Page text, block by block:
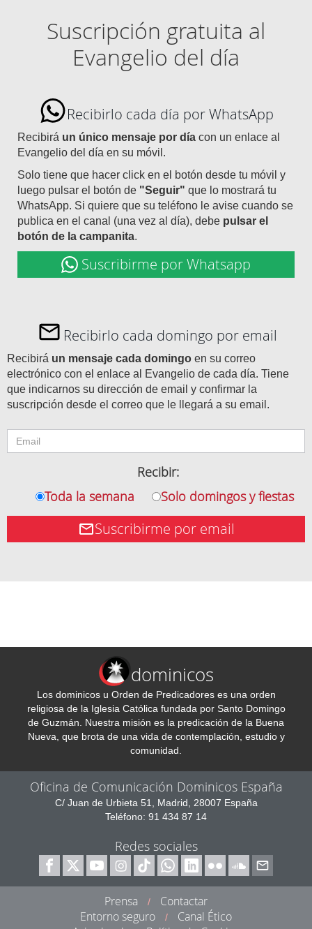
Suscripción gratuita al
Evangelio del día
Recibirlo cada día por WhatsApp
Recibirá un único mensaje por día con un enlace al
Evangelio del día en su móvil.
Solo tiene que hacer click en el botón desde tu móvil y
luego pulsar el botón de "Seguir" que lo mostrará tu
WhatsApp. Si quiere que su teléfono le avise cuando se
publica en el canal (una vez al día), debe pulsar el
botón de la campanita.
Suscribirme por Whatsapp
Recibirlo cada domingo por email
Recibirá un mensaje cada domingo en su correo
electrónico con el enlace al Evangelio de cada día. Tiene
que indicarnos su dirección de email y confirmar la
suscripción desde el correo que le llegará a su email.
Recibir:
Toda la semana
Solo domingos y fiestas
Suscribirme por email
dominicos
Los dominicos u Orden de Predicadores es una orden
religiosa de la Iglesia Católica fundada por Santo Domingo
de Guzmán. Nuestra misión es la predicación de la Buena
Nueva, que brota de una vida de contemplación, estudio y
comunidad.
Oficina de Comunicación Dominicos España
C/ Juan de Urbieta 51, Madrid, 28007 España
Teléfono: 91 434 87 14
Redes sociales
Prensa /
Contactar
Entorno seguro
/
Canal Ético